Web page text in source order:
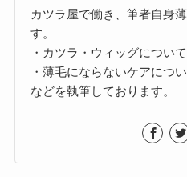
カツラ屋で働き、筆者自身
す。
・カツラ・ウィッグについて
・薄毛にならないケアにつ
などを執筆しております。